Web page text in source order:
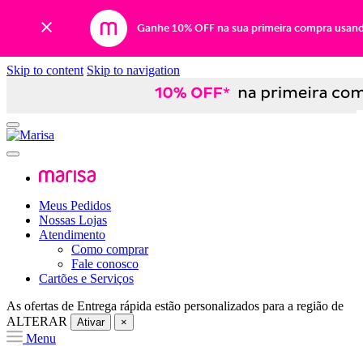
Ganhe 10% OFF na sua primeira compra
Skip to content Skip to navigation
Meus Pedidos
Nossas Lojas
Atendimento
Como comprar
Fale conosco
Cartões e Serviços
As ofertas de Entrega rápida estão personalizados para a região de
ALTERAR
Ativar ×
Menu